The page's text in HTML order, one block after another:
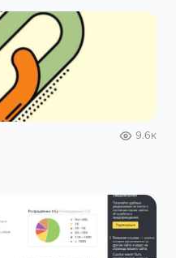
9.6к